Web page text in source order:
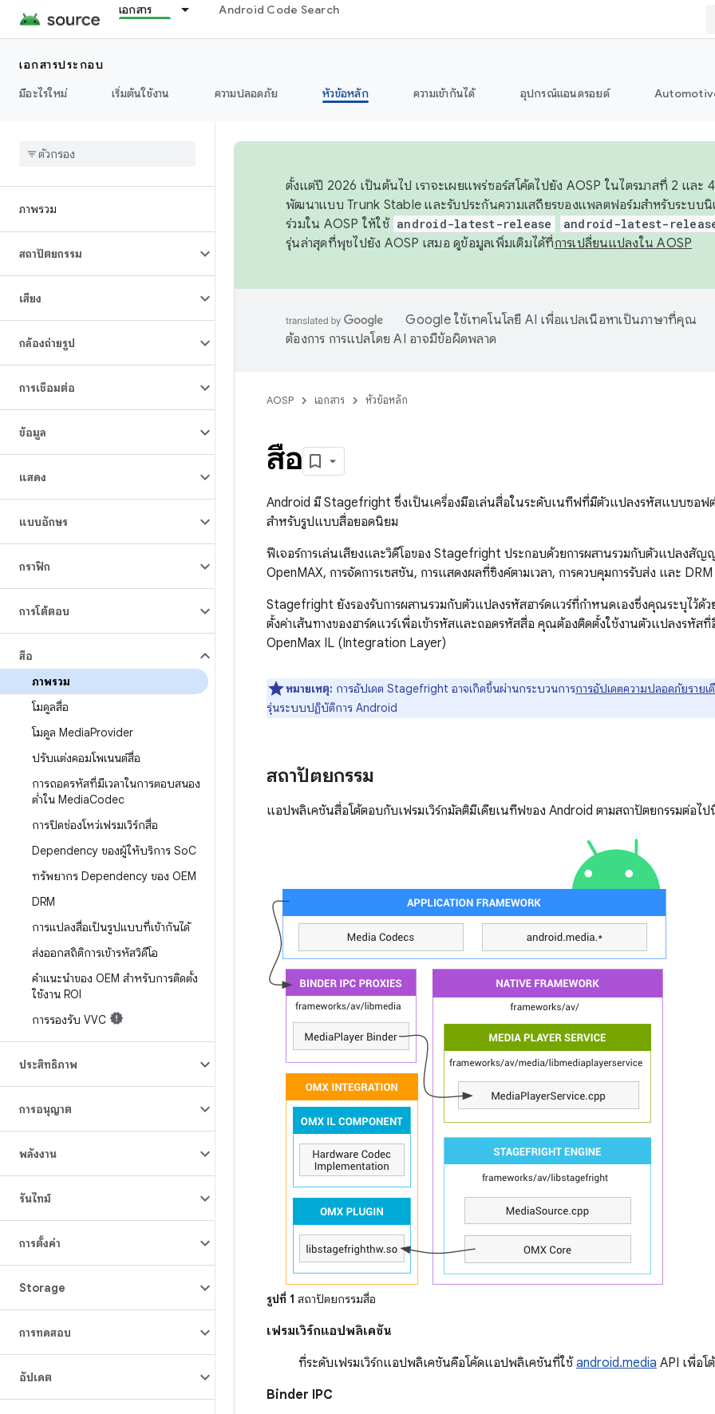
เอกสาร Android Code Search
เอกสารประกอบ
มีอะไรใหม่
เริ่มต้นใช้งาน ความปลอดภัย หัวข้อหลัก ความเข้ากันได้ อุปกรณ์แอนดรอยด์
ภาพรวม
สถาปัตยกรรม
เสียง
กล้องถ่ายรูป
การเชื่อมต่อ
ข้อมูล
แสดง
แบบอักษร
กราฟิก
การโต้ตอบ
สื่อ
ภาพรวม
โมดูลสื่อ
โมดูล MediaProvider
ปรับแต่งคอมโพเนนต์สื่อ
การถอดรหัสที่มีเวลาในการตอบสนอง
ต่ำใน MediaCodec
การปิดช่องโหว่เฟรมเวิร์กสื่อ
Dependency ของผู้ให้บริการ SoC
ทรัพยากร Dependency ของ OEM
DRM
การแปลงสื่อเป็นรูปแบบที่เข้ากันได้
ส่งออกสถิติการเข้ารหัสวิดีโอ
คำแนะนำของ OEM สำหรับการติดตั้ง
ใช้งาน ROI
การรองรับ VVC
ประสิทธิภาพ
การอนุญาต
พลังงาน
รันไทม์
การตั้งค่า
Storage
การทดสอบ
อัปเดต
ตั้งแต่ปี 2026 เป็นต้นไป เราจะเผยแพร่ซอร์สโค้ดไปยัง AOSP ในไตรมาสที่ 2 และ
พัฒนาแบบ Trunk Stable และรับประกันความเสถียรของแพลตฟอร์มสำหรับระบบนิ
ร่วมใน AOSP ให้ใช้ android-latest-release android-latest-
รุ่นล่าสุดที่พุชไปยัง AOSP เสมอ ดูข้อมูลเพิ่มเติมได้ที่การเปลี่ยนแปลงใน AOSP
Google ใช้เทคโนโลยี AI เพื่อแปลเนื้อหาเป็นภาษาที่คุณ
ต้องการ การแปลโดย AI อาจมีข้อผิดพลาด
AOSP เอกสาร หัวข้อหลัก
สื่อ
Android มี Stagefright ซึ่งเป็นเครื่องมือเล่นสื่อในระดับเนทีฟที่มีตัวแปลงรหัสแบบซอฟ
สำหรับรูปแบบสื่อยอดนิยม
ฟีเจอร์การเล่นเสียงและวิดีโอของ Stagefright ประกอบด้วยการผสานรวมกับตัวแปลงสั
OpenMAX, การจัดการเซสชัน, การแสดงผลที่ซิงค์ตามเวลา, การควบคุมการรับส่ง และ DRM
Stagefright ยังรองรับการผสานรวมกับตัวแปลงรหัสฮาร์ดแวร์ที่กำหนดเองซึ่งคุณระบุไว้ด้ว
ตั้งค่าเส้นทางของฮาร์ดแวร์เพื่อเข้ารหัสและถอดรหัสสื่อ คุณต้องติดตั้งใช้งานตัวแปลงรหัส
OpenMax IL (Integration Layer)
หมายเหตุ: การอัปเดต Stagefright อาจเกิดขึ้นผ่านกระบวนการการอัปเดตความปลอดภัยรายเ
รุ่นระบบปฏิบัติการ Android
สถาปัตยกรรม
แอปพลิเคชันสื่อโต้ตอบกับเฟรมเวิร์กมัลติมีเดียเนทีฟของ Android ตามสถาปัตยกรรมต่อไป
รูปที่ 1 สถาปัตยกรรมสื่อ
เฟรมเวิร์กแอปพลิเคชัน
ที่ระดับเฟรมเวิร์กแอปพลิเคชันคือโค้ดแอปพลิเคชันที่ใช้ android.media API เพื่อโ
Binder IPC